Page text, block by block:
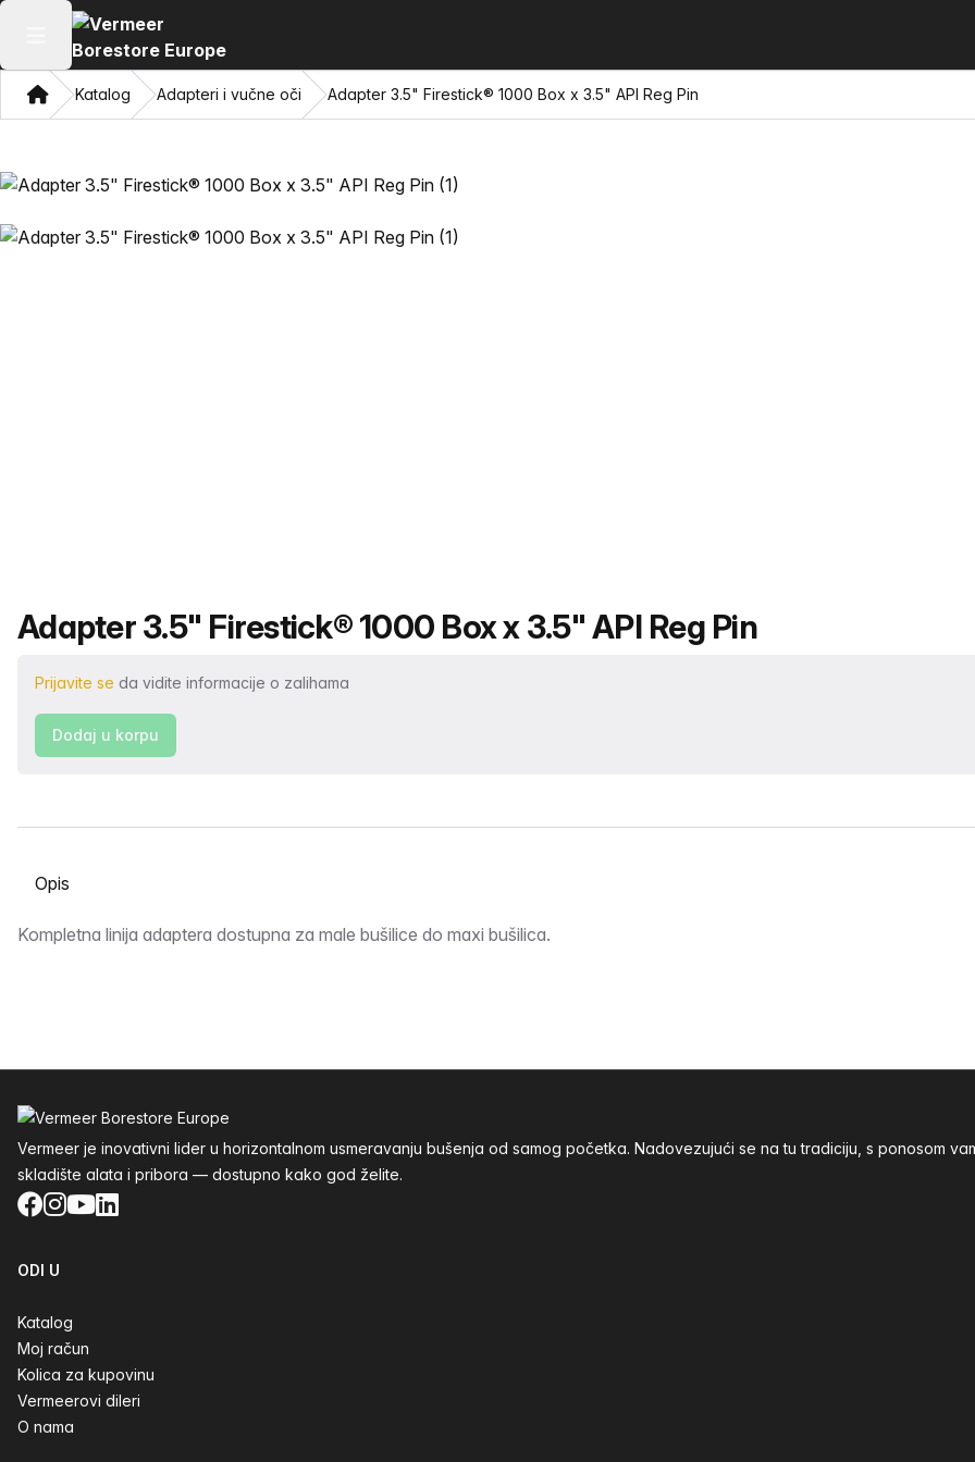
Otvori glavni meni
DomKatalog Adapteri i vučne oči Adapter 3.5" Firestick® 1000 Box x 3.5" API Reg Pin
Naziv proizvoda
Adapter 3.5" Firestick® 1000 Box x 3.5" API Reg Pin
Prijavite se da vidite informacije o zalihama
Dodaj u korpu
Odaberite karticu
Opis
Kompletna linija adaptera dostupna za male bušilice do maxi bušilica.
Vermeer je inovativni lider u horizontalnom usmeravanju bušenja od samog početka. Nadovezujući se na tu tradiciju, s ponosom
skladište alata i pribora — dostupno kako god želite.
Facebook
Instagram
YouTube
LinkedIn
ODI U
Katalog
Moj račun
Kolica za kupovinu
Vermeerovi dileri
O nama